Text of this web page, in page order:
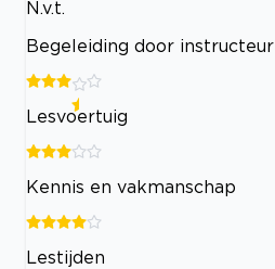
N.v.t.
Begeleiding door instructeur
Lesvoertuig
Kennis en vakmanschap
Lestijden